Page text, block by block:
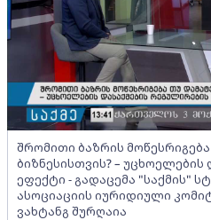
შრომითი ბაზრის
ბიზნესისთვის? –
ეფექტი - გადაცემა "საქმის"
ასოციაციის იურიდიული
ვახტანგ შურღაია